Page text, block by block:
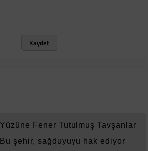
Kaydet
Yüzüne Fener Tutulmuş Tavşanlar
Bu şehir, sağduyuyu hak ediyor